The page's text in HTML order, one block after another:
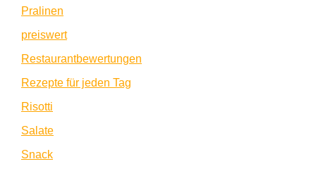
Pralinen
preiswert
Restaurantbewertungen
Rezepte für jeden Tag
Risotti
Salate
Snack